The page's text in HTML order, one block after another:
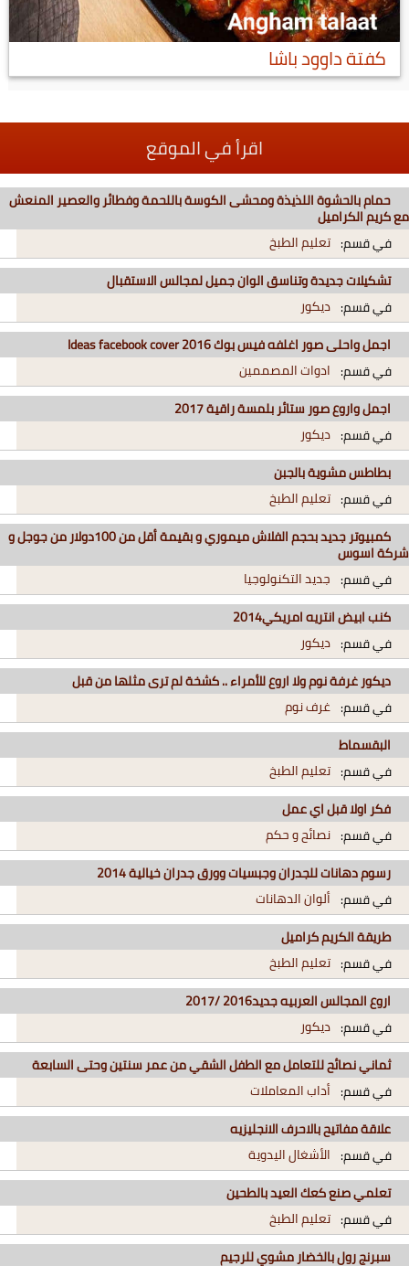
كفتة داوود باشا
اقرأ في الموقع
حمام بالحشوة اللذيذة ومحشى الكوسة باللحمة وفطائر والعصير المنعش
مع كريم الكراميل
في قسم: تعليم الطبخ
تشكيلات جديدة وتناسق الوان جميل لمجالس الاستقبال
في قسم: ديكور
اجمل واحلى صور اغلفه فيس بوك 2016 Ideas facebook cover
في قسم: ادوات المصممين
اجمل واروع صور ستائر بلمسة راقية 2017
في قسم: ديكور
بطاطس مشوية بالجبن
في قسم: تعليم الطبخ
كمبيوتر جديد بحجم الفلاش ميموري و بقيمة أقل من 100دولار من جوجل و
شركة اسوس
في قسم: جديد التكنولوجيا
كنب ابيض انتريه امريكي2014
في قسم: ديكور
ديكور غرفة نوم ولا اروع للأمراء .. كشخة لم ترى مثلها من قبل
في قسم: غرف نوم
البقسماط
في قسم: تعليم الطبخ
فكر اولا قبل اي عمل
في قسم: نصائح و حكم
رسوم دهانات للجدران وجبسيات وورق جدران خيالية 2014
في قسم: ألوان الدهانات
طريقة الكريم كراميل
في قسم: تعليم الطبخ
اروع المجالس العربيه جديد2016 /2017
في قسم: ديكور
ثماني نصائح للتعامل مع الطفل الشقي من عمر سنتين وحتى السابعة
في قسم: أداب المعاملات
علاقة مفاتيح بالاحرف الانجليزيه
في قسم: الأشغال اليدوية
تعلمي صنع كعك العيد بالطحين
في قسم: تعليم الطبخ
سبرنج رول بالخضار مشوي للرجيم